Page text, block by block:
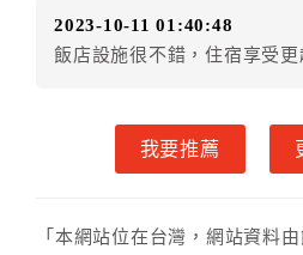
．訂單異動後，訂單費用總計
訂房者不得要求退其差額。限原
六、取消訂單
◎住房日3天前辦理者，訂單費
2023-10-11 01:40:48
飯店設施很不錯，住宿享受更
我要推薦
「本網站位在台灣，網站資料